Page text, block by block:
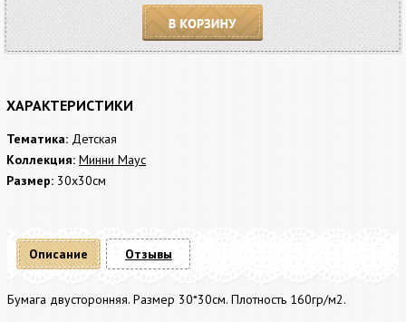
В корзину
ХАРАКТЕРИСТИКИ
Тематика: Детская
Коллекция: Минни Маус
Размер: 30x30см
Описание
Бумага двусторонняя. Размер 30*30см. Плотность 160гр/м2.
Отзывы